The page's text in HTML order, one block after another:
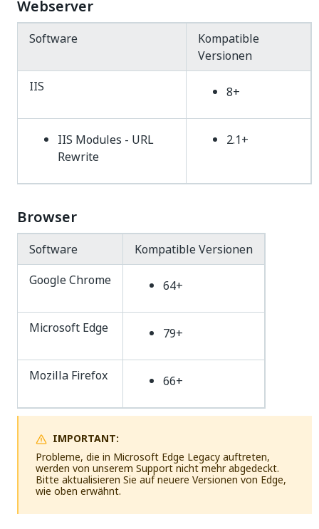
Webserver
Software
Kompatible
Versionen
IIS
8+
IIS Modules - URL
Rewrite
2.1+
Browser
Software
Kompatible Versionen
Google Chrome
64+
Microsoft Edge 79+
Mozilla Firefox 66+
IMPORTANT:
Probleme, die in Microsoft Edge Legacy auftreten,
werden von unserem Support nicht mehr abgedeckt.
Bitte aktualisieren Sie auf neuere Versionen von Edge,
wie oben erwähnt.